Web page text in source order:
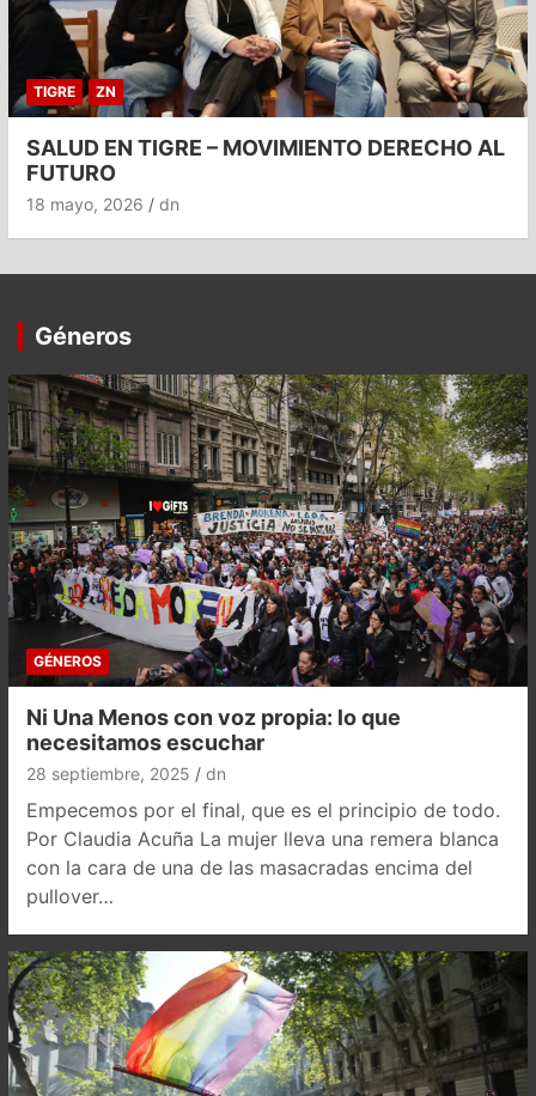
TIGRE ZN
SALUD EN TIGRE – MOVIMIENTO DERECHO AL
FUTURO
18 mayo, 2026 dn
Géneros
GÉNEROS
Ni Una Menos con voz propia: lo que
necesitamos escuchar
28 septiembre, 2025 dn
Empecemos por el final, que es el principio de todo.
Por Claudia Acuña La mujer lleva una remera blanca
con la cara de una de las masacradas encima del
pullover…